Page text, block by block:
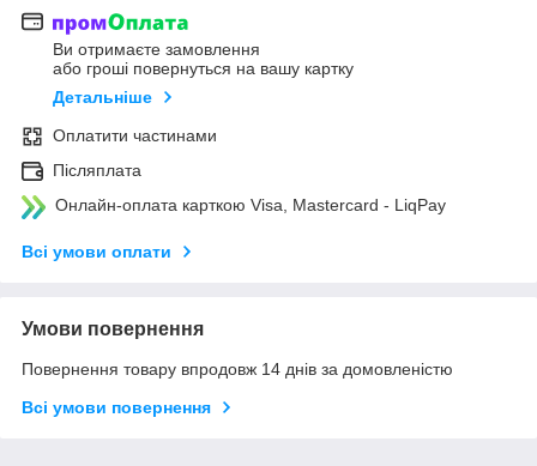
Ви отримаєте замовлення
або гроші повернуться на вашу картку
Детальніше
Оплатити частинами
Післяплата
Онлайн-оплата карткою Visa, Mastercard - LiqPay
Всі умови оплати
Умови повернення
Повернення товару впродовж 14 днів за домовленістю
Всі умови повернення